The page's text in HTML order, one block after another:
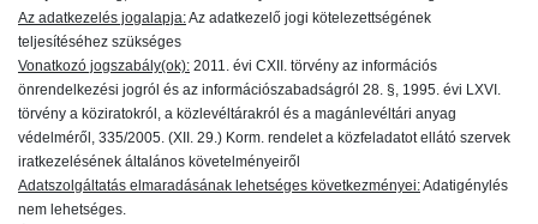
Az adatkezelés jogalapja:Az adatkezelő jogi kötelezettségének
teljesítéséhez szükséges
Vonatkozó jogszabály(ok): 2011. évi CXII. törvény az információs
önrendelkezési jogról és az információszabadságról 28. §, 1995. évi LXVI.
törvény a köziratokról, a közlevéltárakról és a magánlevéltári anyag
védelméről, 335/2005. (XII. 29.) Korm. rendelet a közfeladatot ellátó szervek
iratkezelésének általános követelményeiről
Adatszolgáltatás elmaradásának lehetséges következményei:Adatigénylés
nem lehetséges.